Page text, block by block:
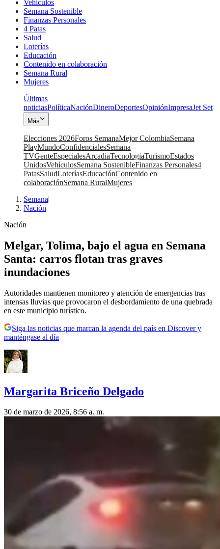
Vehículos
Semana Sostenible
Finanzas Personales
4 Patas
Salud
Loterías
Educación
Contenido en colaboración
Semana Rural
Mujeres
Últimas
noticiasPolíticaNaciónDineroDeportesOpiniónImpresaJet Set
Más
Elecciones 2026Foros SemanaMejor ColombiaSemana
PlayMundoConfidencialesSemana
TVGenteEspecialesArcadiaTecnologíaTurismoEstados
UnidosVehículosSemana SostenibleFinanzas Personales4
PatasSaludLoteríasEducaciónContenido en
colaboraciónSemana RuralMujeres
Semana|
Nación
Nación
Melgar, Tolima, bajo el agua en Semana
Santa: carros flotan tras graves
inundaciones
Autoridades mantienen monitoreo y atención de emergencias tras
intensas lluvias que provocaron el desbordamiento de una quebrada
en este municipio turístico.
Siga las noticias que marcan la agenda del país en Discover y
manténgase al día
Margarita Briceño Delgado
30 de marzo de 2026, 8:56 a. m.